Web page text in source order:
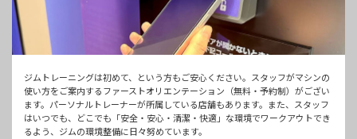
ジムトレーニングは初めて、という方もご安心ください。スタッフがマシンの
使い方をご案内するファーストオリエンテーション（無料・予約制）がござい
ます。パーソナルトレーナーが所属している店舗もあります。また、スタッフ
はいつでも、どこでも「安全・安心・清潔・快適」な環境でワークアウトでき
るよう、ジムの環境整備に日々努めています。